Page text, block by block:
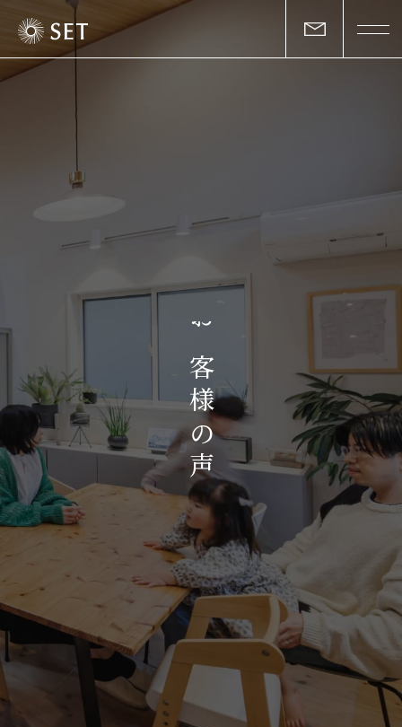
お
客
様
の
声
物件一覧
お客様の声
お知らせ・イベント
会社概要・アクセス
スタッフ紹介
プライバシーポリシー
賃貸管理サイトはこちら